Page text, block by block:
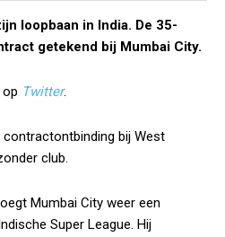
loopbaan in India. De 35-
getekend bij Mumbai City.
Twitter.
bij West
club.
Mumbai City weer een
Super League. Hij